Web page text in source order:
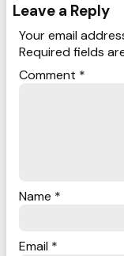
Leave a Reply
Your email
Required fields
Comment *
Name *
Email *